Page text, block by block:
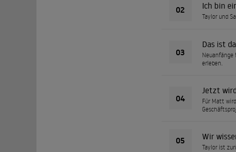
02 Ich bin
Taylor und
03
Das ist
Neuanfänge
erleben.
04
Jetzt
Für Matt
05 Wir
Taylor ist